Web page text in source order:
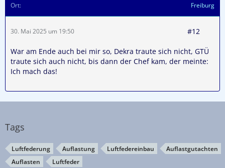
Ort
Freiburg
30. Mai 2025 um 19:50 #12
War am Ende auch bei mir so, Dekra traute sich nicht, GTÜ
traute sich auch nicht, bis dann der Chef kam, der meinte:
Ich mach das!
Tags
Luftfederung Auflastung Luftfedereinbau
Auflastgutachten
Auflasten
Luftfeder